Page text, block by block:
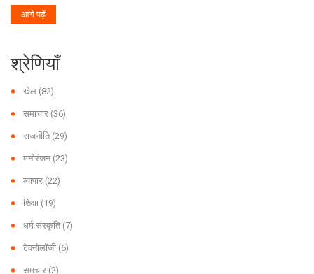
आगे पढ़ें
श्रेणियाँ
खेल (82)
समाचार (36)
राजनीति (29)
मनोरंजन (23)
व्यापार (22)
शिक्षा (19)
धर्म संस्कृति (7)
टेक्नोलॉजी (6)
समचार (2)